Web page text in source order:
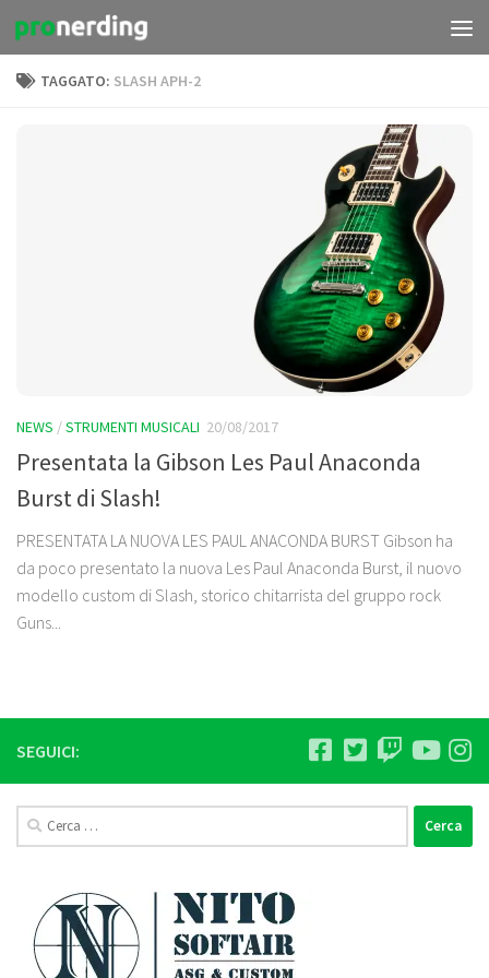
Salta al contenuto
TAGGATO: SLASH APH-2
NEWS /STRUMENTI MUSICALI 20/08/2017
Presentata la Gibson Les Paul Anaconda
Burst di Slash!
PRESENTATA LA NUOVA LES PAUL ANACONDA BURST Gibson ha
da poco presentato la nuova Les Paul Anaconda Burst, il nuovo
modello custom di Slash, storico chitarrista del gruppo rock
Guns...
SEGUICI:
Ricerca
per: